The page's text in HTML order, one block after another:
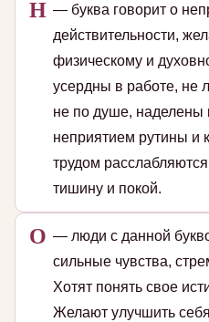
Н — буква говорит о
действительности,
физическому и
усердны в работе, не
не по душе, наделены
неприятием рутины и
трудом
тишину и покой.
О — люди с данной
сильные чувства,
Хотят понять свое
Желают улучшить